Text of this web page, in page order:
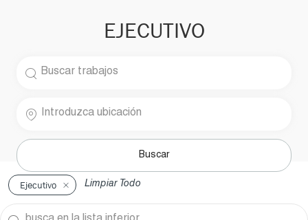
EJECUTIVO
Buscar
Ejecutivo Limpiar Todo
the results are updated
busca en la lista inferior